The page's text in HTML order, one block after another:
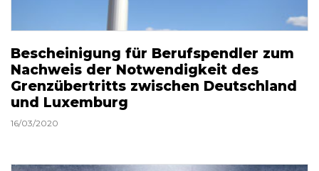
Bescheinigung für Berufspendler zum
Nachweis der Notwendigkeit des
Grenzübertritts zwischen Deutschland
und Luxemburg
16/03/2020